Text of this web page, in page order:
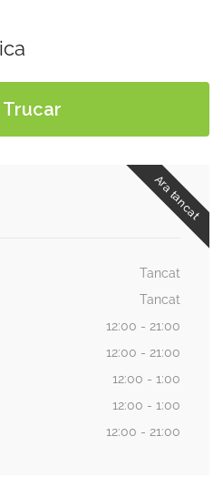
Trucar
Ara tancat
Tancat
Tancat
12:00 - 21:00
12:00 - 21:00
12:00 - 1:00
12:00 - 1:00
12:00 - 21:00